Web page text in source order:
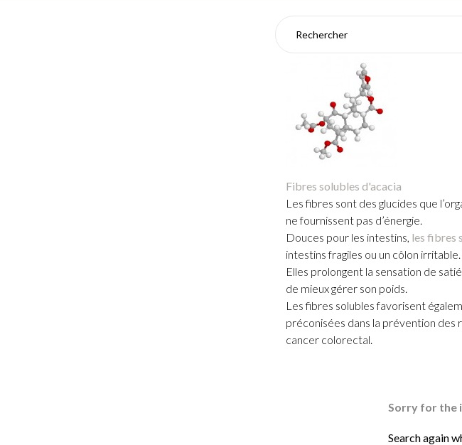
FIBRES
Fibres solubles d'acacia
Les fibres sont des glucides que
ne fournissent pas d’énergie.
Douces pour les intestins, les fibres
intestins fragiles ou un côlon
Elles prolongent la sensation de
de mieux gérer son poids.
Les fibres solubles favorisent
préconisées dans la prévention des
cancer colorectal.
Sorry for the
Search again